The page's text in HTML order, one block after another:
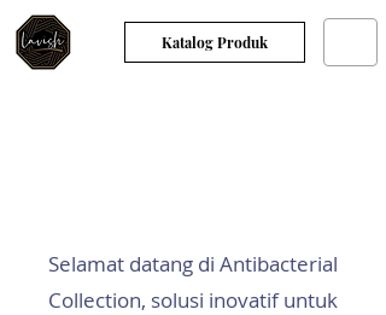
Katalog Produk
Selamat datang di Antibacterial
Collection, solusi inovatif untuk